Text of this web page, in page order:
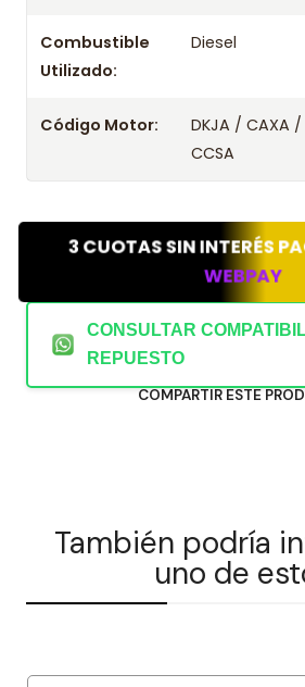
Combustible
Utilizado:
Diesel
Código Motor:
DKJA / CAXA /
CCSA
3 CUOTAS SIN INTERÉS
WEBPAY
CONSULTAR
REPUESTO
COMPARTIR ESTE
También podría
uno de